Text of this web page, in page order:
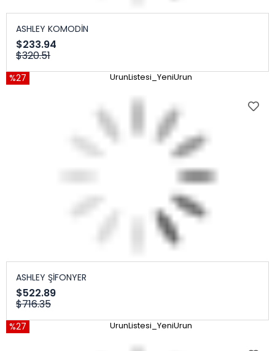
ASHLEY KOMODİN
$233.94
$320.51
%27 UrunListesi_YeniUrun
ASHLEY ŞİFONYER
$522.89
$716.35
%27 UrunListesi_YeniUrun